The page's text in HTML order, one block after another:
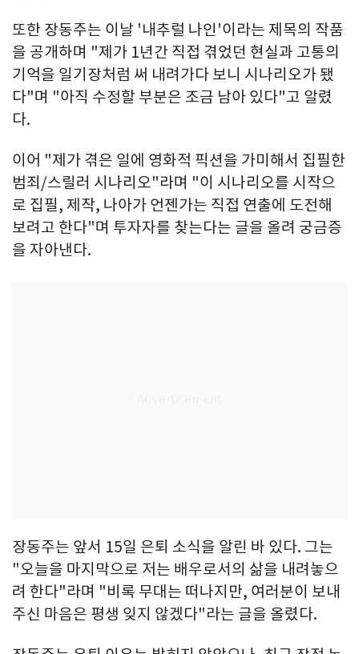
또한 장동주는 이날 '내추럴 나인'이라는 제목의 작품
을 공개하며 "제가 1년간 직접 겪었던 현실과 고통의
기억을 일기장처럼 써 내려가다 보니 시나리오가 됐
다"며 "아직 수정할 부분은 조금 남아 있다"고 알렸
다.
이어 "제가 겪은 일에 영화적 픽션을 가미해서 집필한
범죄/스릴러 시나리오"라며 "이 시나리오를 시작으
로 집필, 제작, 나아가 언젠가는 직접 연출에 도전해
보려고 한다"며 투자자를 찾는다는 글을 올려 궁금증
을 자아낸다.
장동주는 앞서 15일 은퇴 소식을 알린 바 있다. 그는
"오늘을 마지막으로 저는 배우로서의 삶을 내려놓으
려 한다"라며 "비록 무대는 떠나지만, 여러분이 보내
주신 마음은 평생 잊지 않겠다"라는 글을 올렸다.